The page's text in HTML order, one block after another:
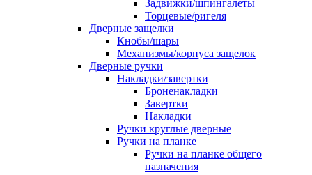
Задвижки/шпингалеты
Торцевые/ригеля
Дверные защелки
Кнобы/шары
Механизмы/корпуса защелок
Дверные ручки
Накладки/завертки
Броненакладки
Завертки
Накладки
Ручки круглые дверные
Ручки на планке
Ручки на планке общего
назначения